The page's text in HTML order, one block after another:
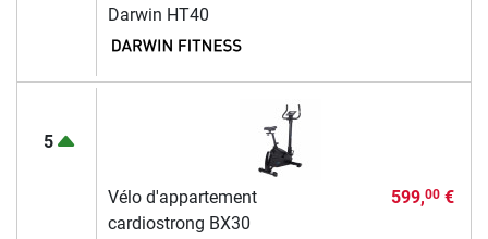
Darwin HT40
5
Vélo d'appartement
cardiostrong BX30
599,00€